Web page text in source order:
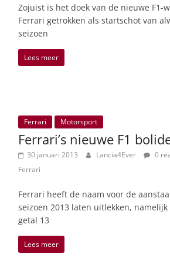
Zojuist is het doek van de nieuwe F1-
Ferrari getrokken als startschot van
seizoen
Lees meer
Ferrari Motorsport
Ferrari’s nieuwe F1
30 januari 2013 Lancia4Ever 0
Ferrari
Ferrari heeft de naam voor de
seizoen 2013 laten uitlekken,
getal 13
Lees meer